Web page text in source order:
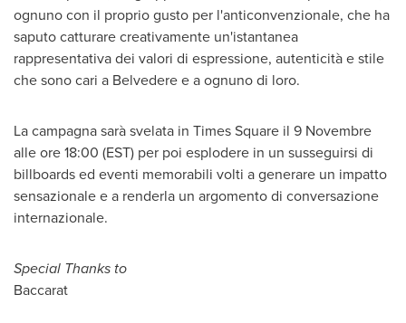
ognuno con il proprio gusto per l'anticonvenzionale, che ha
saputo catturare creativamente un'istantanea
rappresentativa dei valori di espressione, autenticità e stile
che sono cari a Belvedere e a ognuno di loro.
La campagna sarà svelata in Times Square il 9 Novembre
alle ore 18:00 (EST) per poi esplodere in un susseguirsi di
billboards ed eventi memorabili volti a generare un impatto
sensazionale e a renderla un argomento di conversazione
internazionale.
Special Thanks to
Baccarat